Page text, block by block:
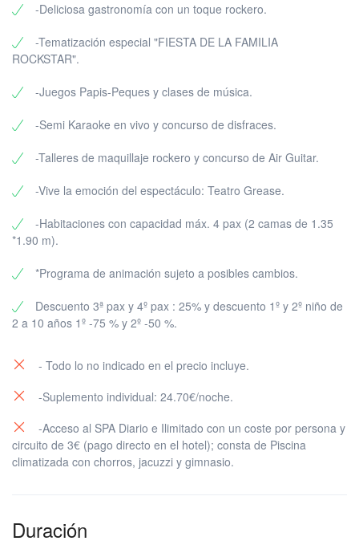
-Deliciosa gastronomía con un toque rockero.
-Tematización especial "FIESTA DE LA FAMILIA
ROCKSTAR".
-Juegos Papis-Peques y clases de música.
-Semi Karaoke en vivo y concurso de disfraces.
-Talleres de maquillaje rockero y concurso de Air Guitar.
-Vive la emoción del espectáculo: Teatro Grease.
-Habitaciones con capacidad máx. 4 pax (2 camas de 1.35
*1.90 m).
*Programa de animación sujeto a posibles cambios.
Descuento 3ª pax y 4º pax : 25% y descuento 1º y 2º niño de
2 a 10 años 1º -75 % y 2º -50 %.
- Todo lo no indicado en el precio incluye.
-Suplemento individual: 24.70€/noche.
-Acceso al SPA Diario e Ilimitado con un coste por persona y
circuito de 3€ (pago directo en el hotel); consta de Piscina
climatizada con chorros, jacuzzi y gimnasio.
Duración